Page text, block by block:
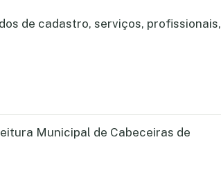
de cadastro, serviços, profissionais,
Municipal de Cabeceiras de